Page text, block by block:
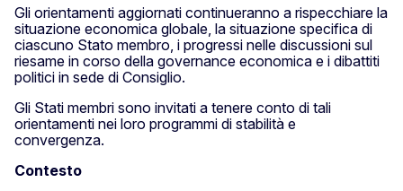
Gli orientamenti aggiornati continueranno a rispecchiare la
situazione economica globale, la situazione specifica di
ciascuno Stato membro, i progressi nelle discussioni sul
riesame in corso della governance economica e i dibattiti
politici in sede di Consiglio.
Gli Stati membri sono invitati a tenere conto di tali
orientamenti nei loro programmi di stabilità e
convergenza.
Contesto